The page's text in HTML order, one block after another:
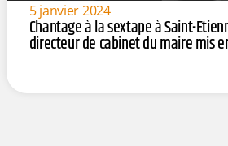
5 janvier 2024
Chantage à la sextape à Saint-
directeur de cabinet du maire mis